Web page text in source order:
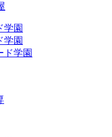
学園
学園
ド学園